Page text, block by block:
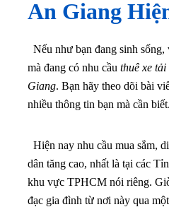
An Giang
Nếu như bạn đang sinh
mà đang có nhu cầu thuê xe
Giang. Bạn hãy theo dõi bài
nhiều thông tin bạn mà cần biết.
Hiện nay nhu cầu mua sắm,
dân tăng cao, nhất là tại các
khu vực TPHCM nói riêng.
đạc gia đình từ nơi này qua